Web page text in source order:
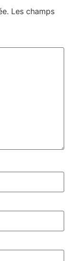
Les champs